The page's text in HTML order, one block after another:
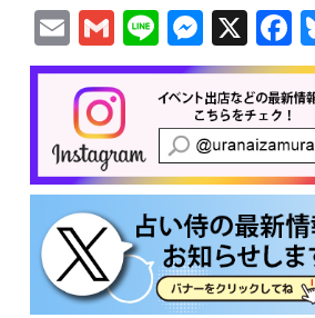
EmailGmail
Line X